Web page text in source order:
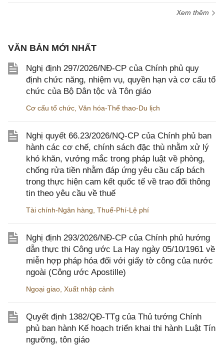
Xem thêm
VĂN BẢN MỚI NHẤT
Nghị định 297/2026/NĐ-CP của Chính phủ quy
định chức năng, nhiệm vụ, quyền hạn và cơ cấu tổ
chức của Bộ Dân tộc và Tôn giáo
Cơ cấu tổ chức Văn hóa-Thể thao-Du lịch
Nghị quyết 66.23/2026/NQ-CP của Chính phủ ban
hành các cơ chế, chính sách đặc thù nhằm xử lý
khó khăn, vướng mắc trong pháp luật về phòng,
chống rửa tiền nhằm đáp ứng yêu cầu cấp bách
trong thực hiện cam kết quốc tế về trao đổi thông
tin theo yêu cầu về thuế
Tài chính-Ngân hàng Thuế-Phí-Lệ phí
Nghị định 293/2026/NĐ-CP của Chính phủ hướng
dẫn thực thi Công ước La Hay ngày 05/10/1961 về
miễn hợp pháp hóa đối với giấy tờ công của nước
ngoài (Công ước Apostille)
Ngoại giao Xuất nhập cảnh
Quyết định 1382/QĐ-TTg của Thủ tướng Chính
phủ ban hành Kế hoạch triển khai thi hành Luật Tín
ngưỡng, tôn giáo